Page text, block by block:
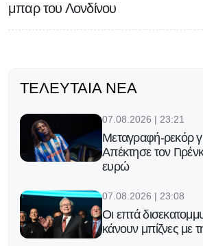
μπαρ του Λονδίνου
ΤΕΛΕΥΤΑΊΑ ΝΈΑ
07.08.2026 | 23:21
Μεταγραφή-ρεκόρ
Απέκτησε τον
ευρώ
07.08.2026 | 23:08
Οι επτά
κάνουν μπίζνες με